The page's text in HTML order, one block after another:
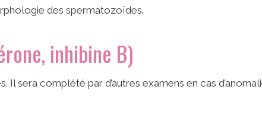
des spermatozoïdes.
inhibine B)
sera complété par d’autres examens en cas